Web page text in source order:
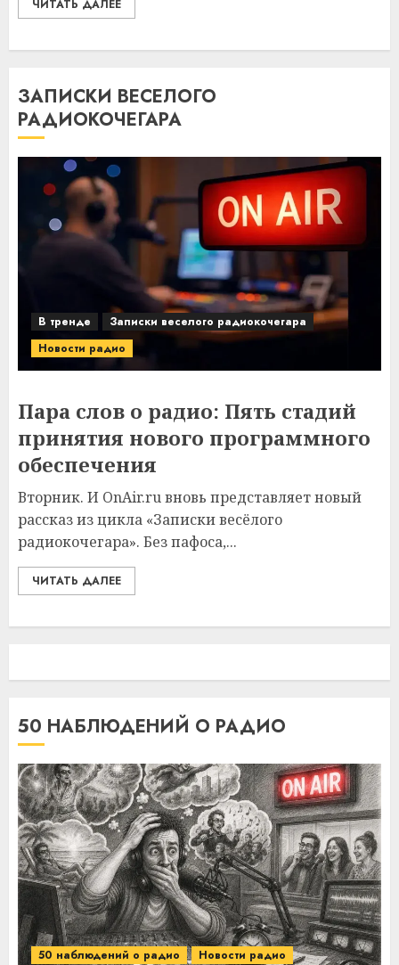
ЧИТАТЬ ДАЛЕЕ
ЗАПИСКИ ВЕСЕЛОГО
РАДИОКОЧЕГАРА
В тренде
Записки веселого радиокочегара
Новости радио
Пара слов о радио: Пять стадий
принятия нового программного
обеспечения
Вторник. И OnAir.ru вновь представляет новый
рассказ из цикла «Записки весёлого
радиокочегара». Без пафоса,...
ЧИТАТЬ ДАЛЕЕ
50 НАБЛЮДЕНИЙ О РАДИО
50 наблюдений о радио Новости радио